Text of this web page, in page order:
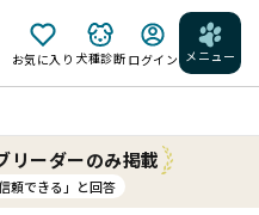
お気に入り 犬種診断 ログイン メニュー
リーダーのみ掲載
頼できる」と回答